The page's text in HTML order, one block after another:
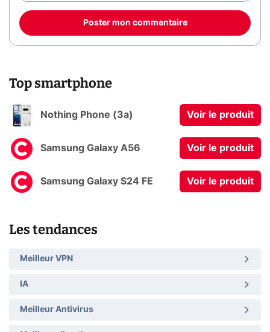
Poster mon commentaire
Top smartphone
Nothing Phone (3a) Voir le produit
Samsung Galaxy A56 Voir le produit
Samsung Galaxy S24 FE Voir le produit
Les tendances
Meilleur VPN
IA
Meilleur Antivirus